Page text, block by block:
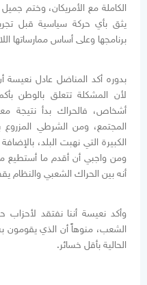
الكاملة مع الأمريكان، وختم
يثق بأي حركة سياسية قبل
برنامجها وعلى أساس ممارساتها
بدوره أكد المناضل عادل
لأن المشكلة تتعلق بالوطن
أشخاص، فالحراك بدأ نتيجة
المجتمع، ومن الشرطي
الكبيرة التي نهبت البلد،
ومن واجبي أن أقدم ما أستطيع
أنه بين الحراك الشعبي والنظام
وأكد نعيسة أننا نفتقد
الشعب، منوهاً أن الذي يقومون
الحالية بأقل خسائر.